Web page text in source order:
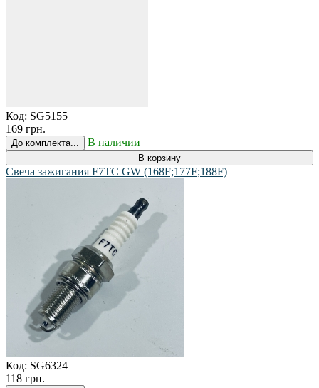
Код: SG5155
169 грн.
До комплекта... В наличии
В корзину
Свеча зажигания F7TC GW (168F;177F;188F)
Код: SG6324
118 грн.